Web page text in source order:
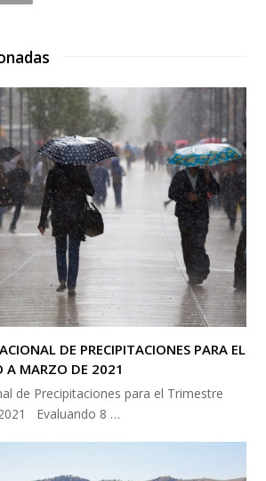
DE PRECIPITACIONES PARA EL
A MARZO DE 2021
de Precipitaciones para el Trimestre
Evaluando 8 …